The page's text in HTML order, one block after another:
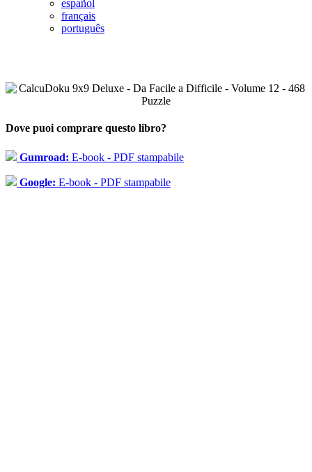
español
français
português
Dove puoi comprare questo libro?
Gumroad: E-book - PDF stampabile
Google: E-book - PDF stampabile